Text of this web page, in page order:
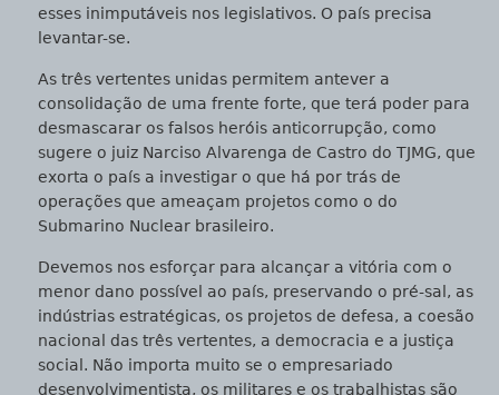
esses inimputáveis nos legislativos. O país precisa
levantar-se.
As três vertentes unidas permitem antever a
consolidação de uma frente forte, que terá poder para
desmascarar os falsos heróis anticorrupção, como
sugere o juiz Narciso Alvarenga de Castro do TJMG, que
exorta o país a investigar o que há por trás de
operações que ameaçam projetos como o do
Submarino Nuclear brasileiro.
Devemos nos esforçar para alcançar a vitória com o
menor dano possível ao país, preservando o pré-sal, as
indústrias estratégicas, os projetos de defesa, a coesão
nacional das três vertentes, a democracia e a justiça
social. Não importa muito se o empresariado
desenvolvimentista, os militares e os trabalhistas são